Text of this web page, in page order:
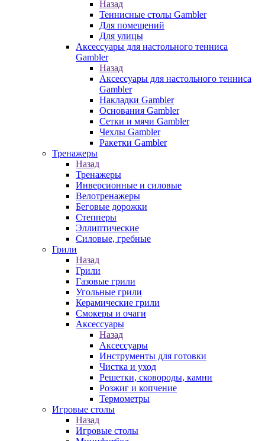
Назад
Теннисные столы Gambler
Для помещений
Для улицы
Аксессуары для настольного тенниса
Gambler
Назад
Аксессуары для настольного тенниса
Gambler
Накладки Gambler
Основания Gambler
Сетки и мячи Gambler
Чехлы Gambler
Ракетки Gambler
Тренажеры
Назад
Тренажеры
Инверсионные и силовые
Велотренажеры
Беговые дорожки
Степперы
Эллиптические
Силовые, гребные
Грили
Назад
Грили
Газовые грили
Угольные грили
Керамические грили
Смокеры и очаги
Аксессуары
Назад
Аксессуары
Инструменты для готовки
Чистка и уход
Решетки, сковороды, камни
Розжиг и копчение
Термометры
Игровые столы
Назад
Игровые столы